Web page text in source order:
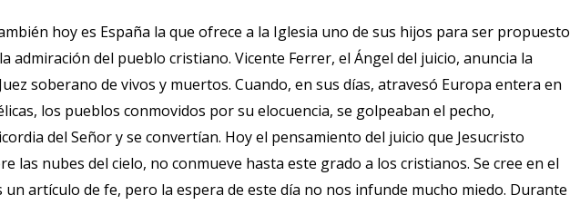
hoy es España la que ofrece a la Iglesia uno de sus hijos para ser propuesto
admiración del pueblo cristiano. Vicente Ferrer, el Ángel del juicio, anuncia la
soberano de vivos y muertos. Cuando, en sus días, atravesó Europa entera en
los pueblos conmovidos por su elocuencia, se golpeaban el pecho,
del Señor y se convertían. Hoy el pensamiento del juicio que Jesucristo
las nubes del cielo, no conmueve hasta este grado a los cristianos. Se cree en el
artículo de fe, pero la espera de este día no nos infunde mucho miedo. Durante